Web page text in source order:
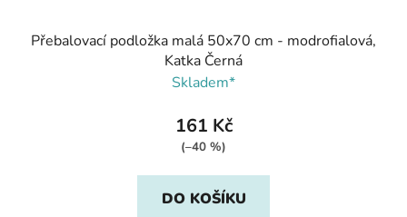
Přebalovací podložka malá 50x70 cm - modrofialová,
Katka Černá
Skladem*
161 Kč
(–40 %)
DO KOŠÍKU